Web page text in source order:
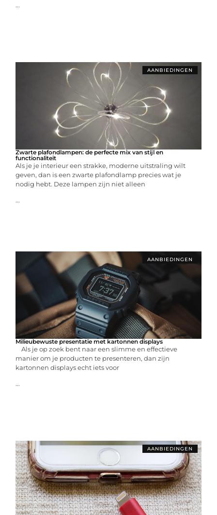
...
AANBIEDINGEN
Zwarte plafondlampen: de perfecte mix van stijl en
functionaliteit
Als je je interieur een strakke, moderne uitstraling wilt
geven, dan is een zwarte plafondlamp precies wat je
nodig hebt. Deze lampen zijn niet alleen
...
AANBIEDINGEN
Milieubewuste presentatie met kartonnen displays
Als je op zoek bent naar een slimme en effectieve
manier om je producten te presenteren, dan zijn
kartonnen displays echt iets voor
...
AANBIEDINGEN